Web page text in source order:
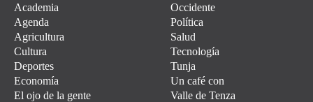
Academia
Agenda
Agricultura
Cultura
Deportes
Economía
El ojo de la gente
Occidente
Política
Salud
Tecnología
Tunja
Un café con
Valle de Tenza